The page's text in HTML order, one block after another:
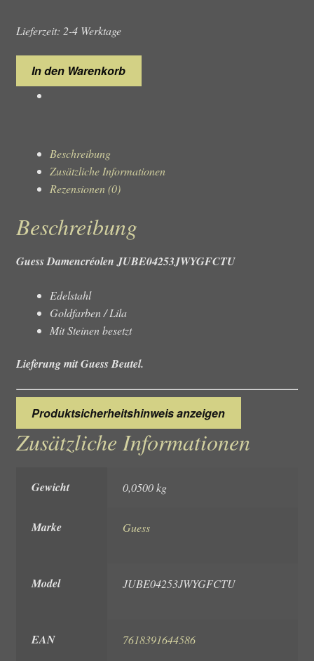
Lieferzeit: 2-4 Werktage
Guess
JUBE04253JWYGFCTU
In den Warenkorb
Beschreibung
Zusätzliche Informationen
Rezensionen (0)
Beschreibung
Guess Damencréolen JUBE04253JWYGFCTU
Edelstahl
Goldfarben / Lila
Mit Steinen besetzt
Lieferung mit Guess Beutel.
Produktsicherheitshinweis anzeigen
Zusätzliche Informationen
Gewicht 0,0500 kg
Marke Guess
Model JUBE04253JWYGFCTU
EAN 7618391644586